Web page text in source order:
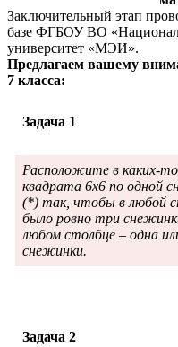
Заключительный этап
базе ФГБОУ ВО
университет «МЭИ».
Предлагаем вашему
7 класса:
Задача 1
Расположите в каких-
квадрата 6х6 по одной
(*) так, чтобы в любой
было ровно три
любом столбце – одна
снежинки.
Задача 2